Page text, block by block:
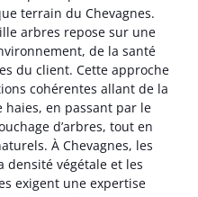
terrain du Chevagnes.
arbres repose sur une
de la santé
du client. Cette approche
cohérentes allant de la
haies, en passant par le
d’arbres, tout en
À Chevagnes, les
végétale et les
exigent une expertise